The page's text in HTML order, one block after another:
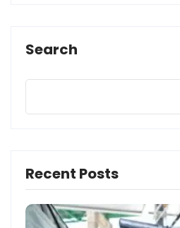
Search
Recent Posts